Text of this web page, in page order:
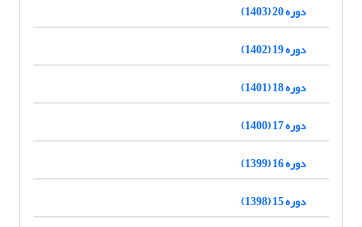
دوره 20 (1403)
دوره 19 (1402)
دوره 18 (1401)
دوره 17 (1400)
دوره 16 (1399)
دوره 15 (1398)